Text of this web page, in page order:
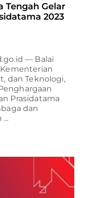
Tengah Gelar
2023
— Balai
Kementerian
dan Teknologi,
Prasidatama
dan